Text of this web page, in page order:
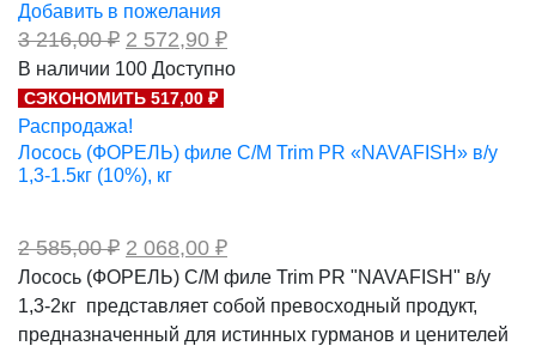
Добавить в пожелания
3 216,00₽ Первоначальная
цена
составляла
3
216,00 ₽.
2 572,90 ₽Текущая
2
В наличии 100 Доступно
СЭКОНОМИТЬ 517,00 ₽
Распродажа!
Лосось (ФОРЕЛЬ) филе С/М Trim PR «NAVAFISH» в/у
1,3-1.5кг (10%), кг
2 585,00₽ Первоначальная
цена
составляла
2
585,00 ₽.
2 068,00 ₽Текущая
цена:
2
068,00 ₽.
Лосось (ФОРЕЛЬ) С/М филе Trim PR "NAVAFISH" в/у
1,3-2кг представляет собой превосходный продукт,
предназначенный для истинных гурманов и ценителей